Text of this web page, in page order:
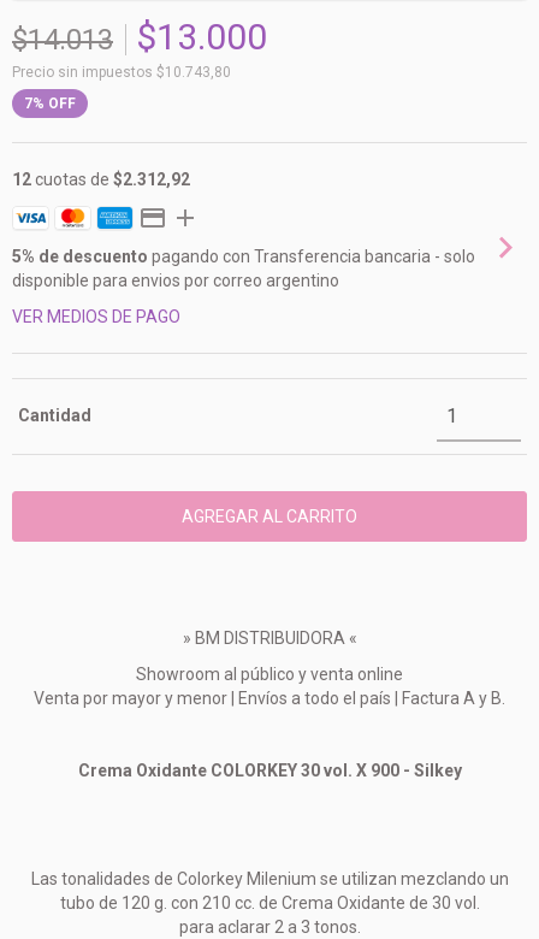
$14.013 $13.000
Precio sin impuestos $10.743,80
7% OFF
12cuotas de $2.312,92
5% de descuento pagando con Transferencia bancaria - solo
disponible para envios por correo argentino
VER MEDIOS DE PAGO
Cantidad
» BM DISTRIBUIDORA «
Showroom al público y venta online
Venta por mayor y menor | Envíos a todo el país | Factura A y B.
Crema Oxidante COLORKEY 30 vol. X 900 - Silkey
Las tonalidades de Colorkey Milenium se utilizan mezclando un
tubo de 120 g. con 210 cc. de Crema Oxidante de 30 vol.
para aclarar 2 a 3 tonos.